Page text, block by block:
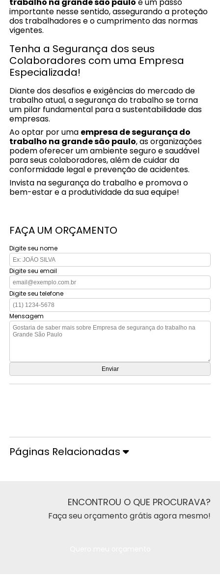
trabalho na grande são paulo é um passo
importante nesse sentido, assegurando a proteção
dos trabalhadores e o cumprimento das normas
vigentes.
Tenha a Segurança dos seus
Colaboradores com uma Empresa
Especializada!
Diante dos desafios e exigências do mercado de
trabalho atual, a segurança do trabalho se torna
um pilar fundamental para a sustentabilidade das
empresas.
Ao optar por uma empresa de segurança do
trabalho na grande são paulo, as organizações
podem oferecer um ambiente seguro e saudável
para seus colaboradores, além de cuidar da
conformidade legal e prevenção de acidentes.
Invista na segurança do trabalho e promova o
bem-estar e a produtividade da sua equipe!
FAÇA UM ORÇAMENTO
Digite seu nome
Digite seu email
Digite seu telefone
Mensagem
Páginas Relacionadas
ENCONTROU O QUE PROCURAVA?
Faça seu orçamento grátis agora mesmo!